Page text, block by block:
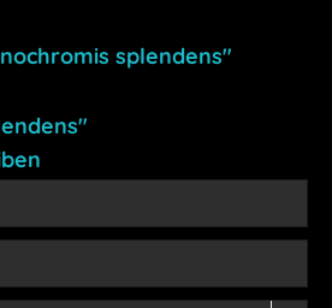
splendens"